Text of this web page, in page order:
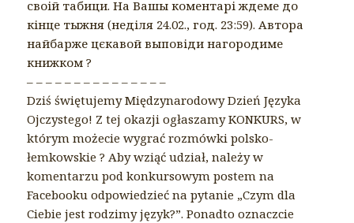
своій табици. На Вашы коментарі ждеме до
кінце тыжня (неділя 24.02., год. 23:59). Автора
найбарже цєкавой выповіди нагородиме
книжком ?
– – – – – – – – – – – – – – –
Dziś świętujemy Międzynarodowy Dzień Języka
Ojczystego! Z tej okazji ogłaszamy KONKURS, w
którym możecie wygrać rozmówki polsko-
łemkowskie ? Aby wziąć udział, należy w
komentarzu pod konkursowym postem na
Facebooku odpowiedzieć na pytanie „Czym dla
Ciebie jest rodzimy język?”. Ponadto oznaczcie